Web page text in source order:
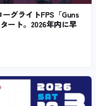
グライトFPS「Guns
ート。2026年内に早